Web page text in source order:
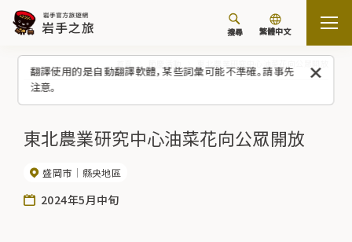
翻譯使用的是自動翻譯軟體，某些詞彙可能不準確。請事先
注意。
搜尋 繁體中文
東北農業研究中心油菜花向公眾開放
盛岡市 縣央地區
2024年5月中旬